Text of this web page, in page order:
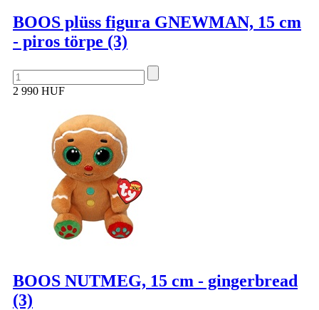
BOOS plüss figura GNEWMAN, 15 cm
- piros törpe (3)
2 990 HUF
BOOS NUTMEG, 15 cm - gingerbread
(3)